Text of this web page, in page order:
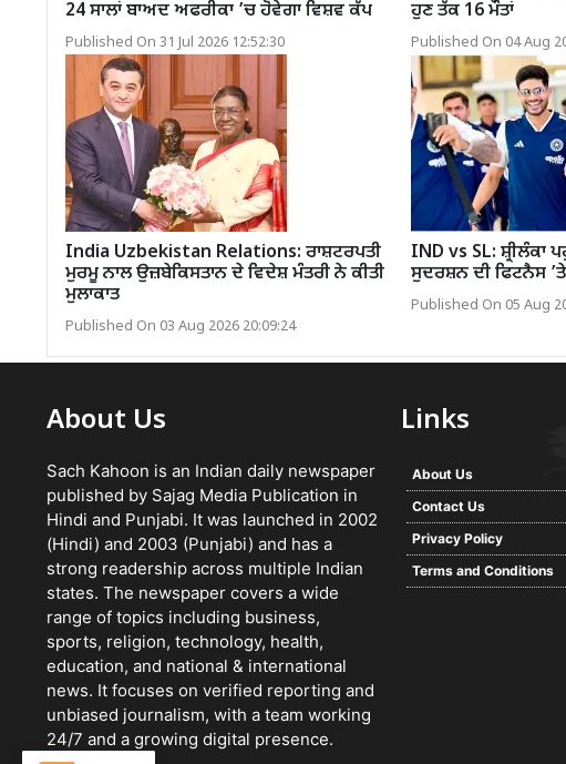
24 ਸਾਲਾਂ ਬਾਅਦ ਅਫਰੀਕਾ ’ਚ ਹੋਵੇਗਾ ਵਿਸ਼ਵ ਕੱਪ
Published On 31 Jul 2026 12:52:30
ਹੁਣ ਤੱਕ 16 ਮੌਤਾਂ
Published On 04 Aug
India Uzbekistan Relations: ਰਾਸ਼ਟਰਪਤੀ
ਮੁਰਮੂ ਨਾਲ ਉਜ਼ਬੇਕਿਸਤਾਨ ਦੇ ਵਿਦੇਸ਼ ਮੰਤਰੀ ਨੇ ਕੀਤੀ
ਮੁਲਾਕਾਤ
Published On 03 Aug 2026 20:09:24
IND vs SL: ਸ਼੍ਰੀਲੰਕਾ
ਸੁਦਰਸ਼ਨ ਦੀ ਫਿਟਨੈਸ
Published On 05 Aug
About Us
Sach Kahoon is an Indian daily newspaper
published by Sajag Media Publication in
Hindi and Punjabi. It was launched in 2002
(Hindi) and 2003 (Punjabi) and has a
strong readership across multiple Indian
states. The newspaper covers a wide
range of topics including business,
sports, religion, technology, health,
education, and national & international
news. It focuses on verified reporting and
unbiased journalism, with a team working
24/7 and a growing digital presence.
Links
About Us
Contact Us
Privacy Policy
Terms and Conditions